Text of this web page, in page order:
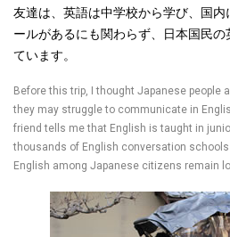
友達は、英語は中学校から学び、国
ールがあるにも関わらず、日本国民
ています。
Before this trip, I thought Japanese people
they may struggle to communicate in
friend tells me that English is taught in
thousands of English conversation
English among Japanese citizens remain